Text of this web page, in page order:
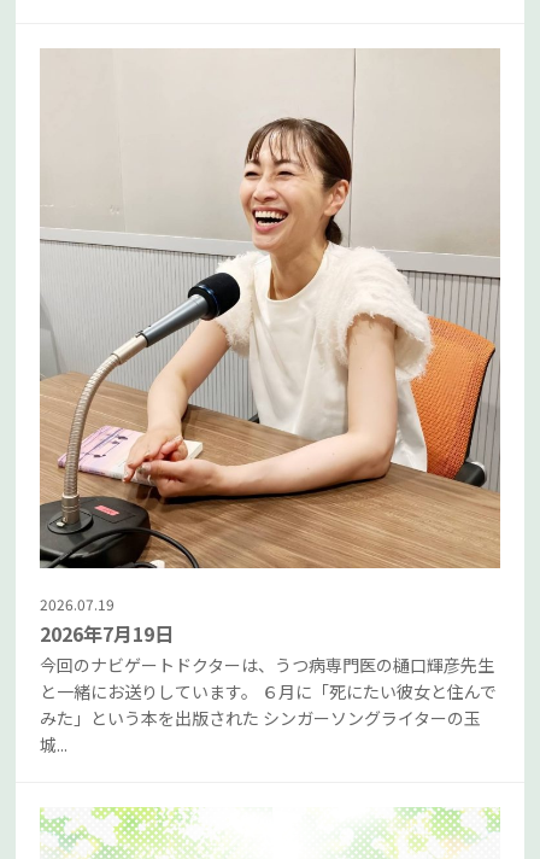
2026.07.19
2026年7月19日
今回のナビゲートドクターは、うつ病専門医の樋口輝彦先生
と一緒にお送りしています。 ６月に「死にたい彼女と住んで
みた」という本を出版された シンガーソングライターの玉
城...